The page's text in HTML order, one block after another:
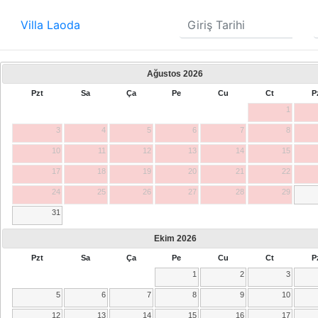
Villa Laoda
Ağustos 2026
Pzt Sa Ça Pe Cu Ct
1
3 4 5 6 7 8
10 11 12 13 14 15
17 18 19 20 21 22
24 25 26 27 28 29
31
Ekim 2026
Pzt Sa Ça Pe Cu Ct
1
2 3
5 6 7 8 9 10
12 13 14 15 16 17